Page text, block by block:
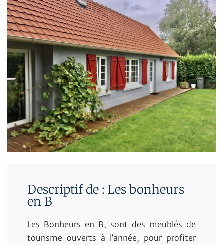
Descriptif de : Les bonheurs
en B
Les Bonheurs en B, sont des meublés de
tourisme ouverts à l’année, pour profiter